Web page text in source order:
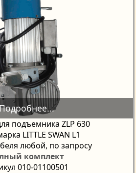
подъемника ZLP 630
LITTLE SWAN L1
любой, по запросу
комплект
010-01100501